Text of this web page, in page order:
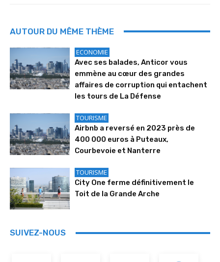
AUTOUR DU MÊME THÈME
ECONOMIE
Avec ses balades, Anticor vous
emmène au cœur des grandes
affaires de corruption qui entachent
les tours de La Défense
TOURISME
Airbnb a reversé en 2023 près de
400 000 euros à Puteaux,
Courbevoie et Nanterre
TOURISME
City One ferme définitivement le
Toit de la Grande Arche
SUIVEZ-NOUS